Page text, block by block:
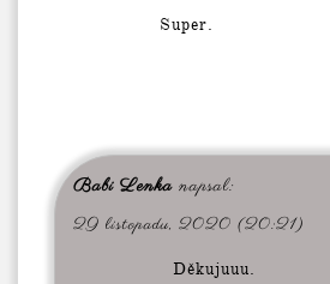
Super.
Babi Lenka napsal:
29 listopadu, 2020 (20:21)
Děkujuuu.